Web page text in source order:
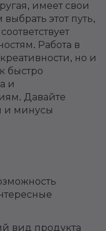
имеет свои
этот путь,
Работа в
но и
быстро
и
Давайте
и минусы
вид продукта